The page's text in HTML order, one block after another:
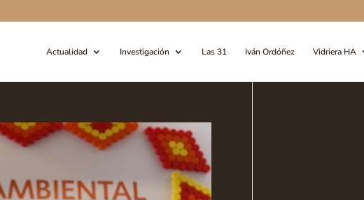
Actualidad Investigación Las 31 Iván Ordóñez Vidriera HA